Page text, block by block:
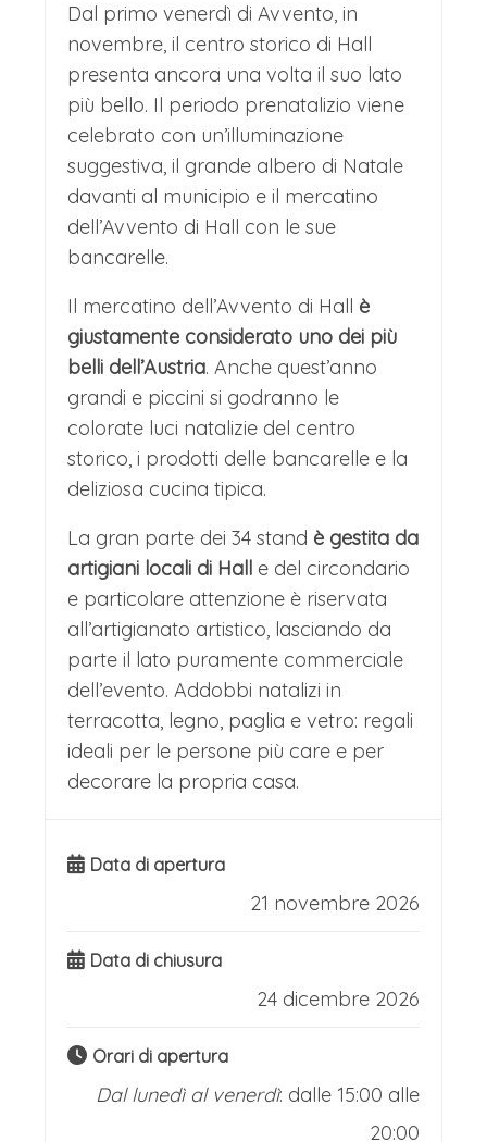
Dal primo venerdì di Avvento, in
novembre, il centro storico di Hall
presenta ancora una volta il suo lato
più bello. Il periodo prenatalizio viene
celebrato con un’illuminazione
suggestiva, il grande albero di Natale
davanti al municipio e il mercatino
dell’Avvento di Hall con le sue
bancarelle.
Il mercatino dell’Avvento di Hall è
giustamente considerato uno dei più
belli dell’Austria. Anche quest’anno
grandi e piccini si godranno le
colorate luci natalizie del centro
storico, i prodotti delle bancarelle e la
deliziosa cucina tipica.
La gran parte dei 34 stand è gestita da
artigiani locali di Hall e del circondario
e particolare attenzione è riservata
all’artigianato artistico, lasciando da
parte il lato puramente commerciale
dell’evento. Addobbi natalizi in
terracotta, legno, paglia e vetro: regali
ideali per le persone più care e per
decorare la propria casa.
Data di apertura
21 novembre 2026
Data di chiusura
24 dicembre 2026
Orari di apertura
Dal lunedì al venerdì: dalle 15:00 alle
20:00